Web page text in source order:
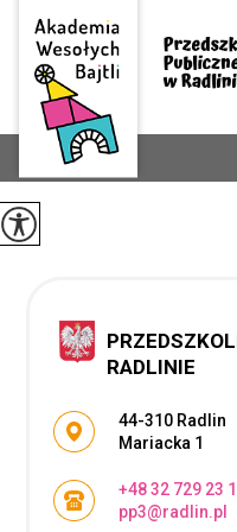
RADLINIE
Adres
44-310 Radlin
Mariacka 1
+48 32 729 23
pp3@radlin.pl